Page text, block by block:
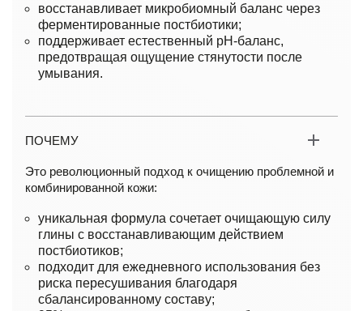
восстанавливает микробиомный баланс через
ферментированные постбиотики;
поддерживает естественный pH-баланс,
предотвращая ощущение стянутости после
умывания.
ПОЧЕМУ
Это революционный подход к очищению проблемной и
комбинированной кожи:
уникальная формула сочетает очищающую силу
глины с восстанавливающим действием
постбиотиков;
подходит для ежедневного использования без
риска пересушивания благодаря
сбалансированному составу;